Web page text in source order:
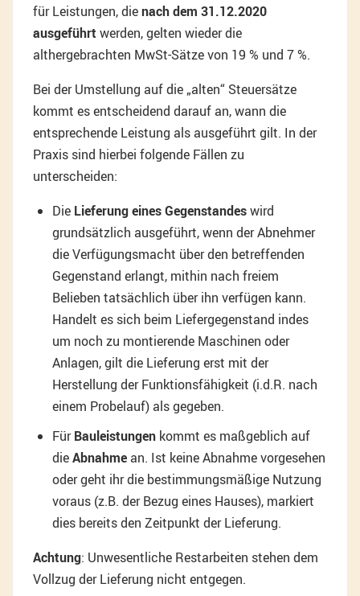
für Leistungen, dienach dem 31.12.2020
ausgeführt werden, gelten wieder die
althergebrachten MwSt-Sätze von 19 % und 7 %.
Bei der Umstellung auf die „alten“ Steuersätze
kommt es entscheidend darauf an, wann die
entsprechende Leistung als ausgeführt gilt. In der
Praxis sind hierbei folgende Fällen zu
unterscheiden:
Die Lieferung eines Gegenstandeswird
grundsätzlich ausgeführt, wenn der Abnehmer
die Verfügungsmacht über den betreffenden
Gegenstand erlangt, mithin nach freiem
Belieben tatsächlich über ihn verfügen kann.
Handelt es sich beim Liefergegenstand indes
um noch zu montierende Maschinen oder
Anlagen, gilt die Lieferung erst mit der
Herstellung der Funktionsfähigkeit (i.d.R. nach
einem Probelauf) als gegeben.
FürBauleistungen kommt es maßgeblich auf
dieAbnahmean. Ist keine Abnahme vorgesehen
oder geht ihr die bestimmungsmäßige Nutzung
voraus (z.B. der Bezug eines Hauses), markiert
dies bereits den Zeitpunkt der Lieferung.
Achtung: Unwesentliche Restarbeiten stehen dem
Vollzug der Lieferung nicht entgegen.